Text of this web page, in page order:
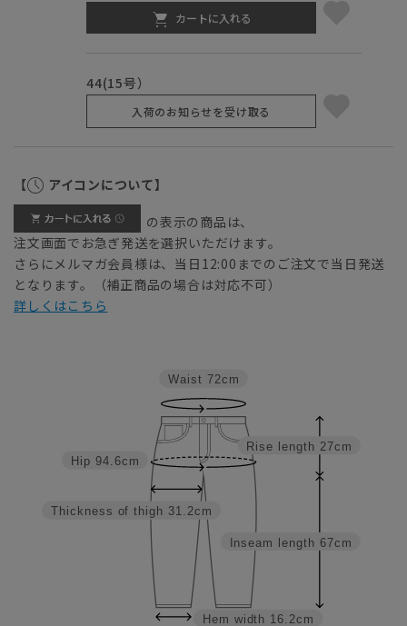
カートに入れる
44(15号）
入荷のお知らせを受け取る
【 アイコンについて】
の表示の商品は、
注文画面でお急ぎ発送を選択いただけます。
さらにメルマガ会員様は、当日12:00までのご注文で当日発送
となります。（補正商品の場合は対応不可）
詳しくはこちら
Inseam length 67cm
Rise length 27cm
Hem width 16.2cm
Thickness of thigh 31.2cm
Hip 94.6cm
Waist 72cm